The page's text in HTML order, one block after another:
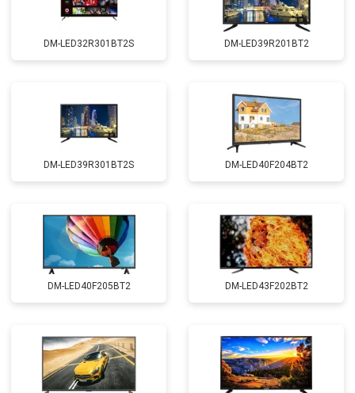
DM-LED32R301BT2S DM-LED39R201BT2
DM-LED39R301BT2S DM-LED40F204BT2
DM-LED40F205BT2 DM-LED43F202BT2